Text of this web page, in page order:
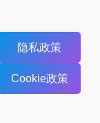
隐私政策
Cookie政策